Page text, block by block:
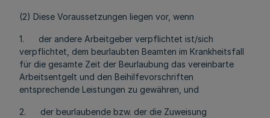
(2) Diese Voraussetzungen liegen vor, wenn
1. der andere Arbeitgeber verpflichtet ist/sich
verpflichtet, dem beurlaubten Beamten im Krankheitsfall
für die gesamte Zeit der Beurlaubung das vereinbarte
Arbeitsentgelt und den Beihilfevorschriften
entsprechende Leistungen zu gewähren, und
2. der beurlaubende bzw. der die Zuweisung